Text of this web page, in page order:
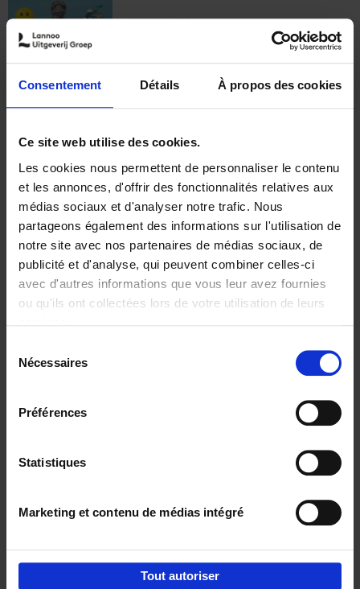
Consentement Détails À propos des cookies
Ce site web utilise des cookies.
Les cookies nous permettent de personnaliser le contenu
et les annonces, d'offrir des fonctionnalités relatives aux
médias sociaux et d'analyser notre trafic. Nous
partageons également des informations sur l'utilisation de
notre site avec nos partenaires de médias sociaux, de
publicité et d'analyse, qui peuvent combiner celles-ci
avec d'autres informations que vous leur avez fournies
ou qu'ils ont collectées lors de votre utilisation de leurs
Nécessaires
Préférences
Statistiques
Marketing et contenu de médias intégré
Tout autoriser
€37,50
Building Bonds = Building
Business
Jochen Roef Jozefien De Feyter
Carolien Boom
Couverture souple
2025 200
€29,99
Digital marketing like a PRO -
completely revised edition (EN)